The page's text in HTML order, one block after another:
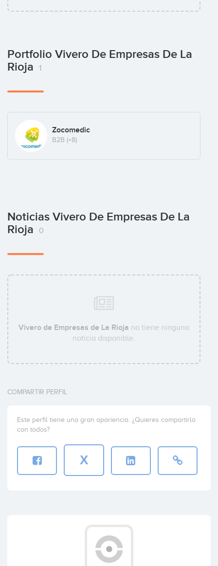
Portfolio Vivero De Empresas De La
Rioja
1
Zocomedic
B2B (+8)
Noticias Vivero De Empresas De La
Rioja
0
Vivero de Empresas de La Rioja no tiene ninguna
noticia disponible.
COMPARTIR PERFIL
Este perfil tiene una gran apariencia. ¿Quieres compartirlo
con todos?
X